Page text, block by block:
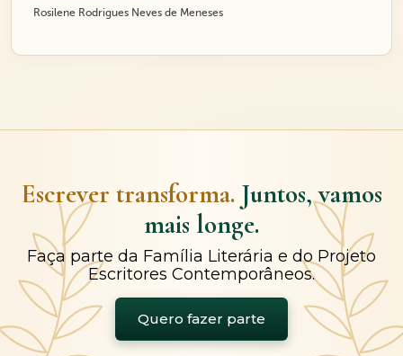
Rosilene Rodrigues Neves de Meneses
Escrever transforma. Juntos, vamos
mais longe.
Faça parte da Família Literária e do Projeto
Escritores Contemporâneos.
Quero fazer parte